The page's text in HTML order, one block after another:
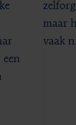
maar
vaak